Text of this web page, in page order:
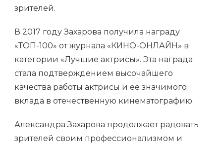
зрителей.
В 2017 году Захарова получила награду
«ТОП-100» от журнала «КИНО-ОНЛАЙН» в
категории «Лучшие актрисы». Эта награда
стала подтверждением высочайшего
качества работы актрисы и ее значимого
вклада в отечественную кинематографию.
Александра Захарова продолжает радовать
зрителей своим профессионализмом и